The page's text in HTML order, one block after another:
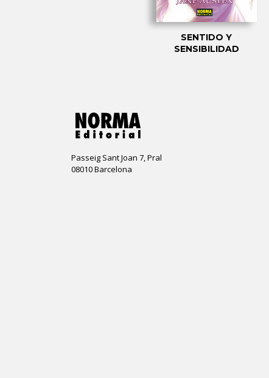
SENTIDO Y
SENSIBILIDAD
Passeig Sant Joan 7, Pral
08010 Barcelona